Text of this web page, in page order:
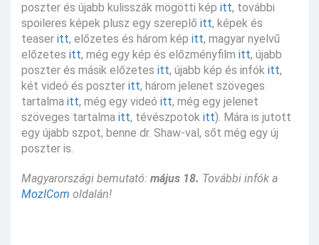
poszter és újabb kulisszák mögötti kép itt, további
spoileres képek plusz egy szereplő itt, képek és
teaser itt, előzetes és három kép itt, magyar nyelvű
előzetes itt, még egy kép és előzményfilm itt, újabb
poszter és másik előzetes itt, újabb kép és infók itt,
két videó és poszter itt, három jelenet szöveges
tartalma itt, még egy videó itt, még egy jelenet
szöveges tartalma itt, tévészpotok itt). Mára is jutott
egy újabb szpot, benne dr. Shaw-val, sőt még egy új
poszter is.
Magyarországi bemutató: május 18. További infók a
MozICom oldalán!